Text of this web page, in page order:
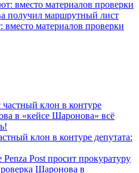
материалов проверки
клон в контуре депутата: